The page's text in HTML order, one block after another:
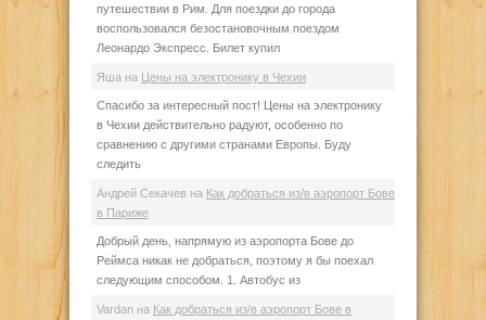
путешествии в Рим. Для поездки до города
воспользовался безостановочным поездом
Леонардо Экспресс. Билет купил
Яша на Цены на электронику в Чехии
Спасибо за интересный пост! Цены на электронику
в Чехии действительно радуют, особенно по
сравнению с другими странами Европы. Буду
следить
Андрей Секачев на Как добраться из/в аэропорт Бове
в Париже
Добрый день, напрямую из аэропорта Бове до
Реймса никак не добраться, поэтому я бы поехал
следующим способом. 1. Автобус из
Vardan на Как добраться из/в аэропорт Бове в